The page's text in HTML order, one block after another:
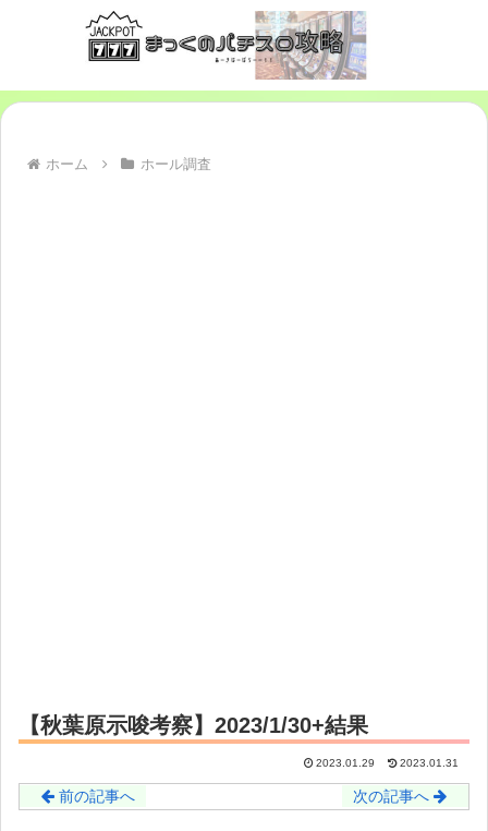
ホーム ホール調査
【秋葉原示唆考察】2023/1/30+結果
2023.01.29 2023.01.31
前の記事へ 次の記事へ